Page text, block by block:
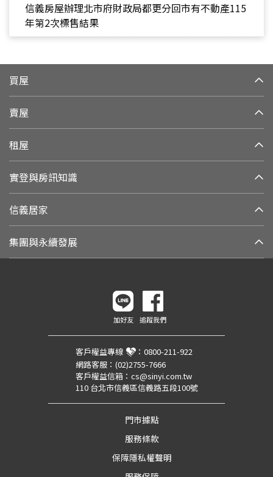
信義房屋辦理北市府財政局都更分回市有不動產115
年第2次標售結果
買屋
賣屋
租屋
實登與房訊知識
信義居家
集團與永續發展
加好友 追蹤我們
客戶權益專線 ： 0800-211-922
網路客服： (02)2755-7666
客戶權益信箱： cs@sinyi.com.tw
110 台北市信義區信義路五段100號
門市據點
服務條款
保障隱私權聲明